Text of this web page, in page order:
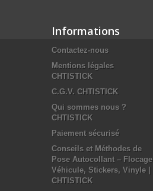
Informations
Contactez-nous
Mentions légales
CHTISTICK
C.G.V. CHTISTICK
Qui sommes nous ?
CHTISTICK
Paiement sécurisé
Conseils et Méthodes de
Pose Autocollant – Flocage
Véhicule, Stickers, Vinyle |
CHTISTICK